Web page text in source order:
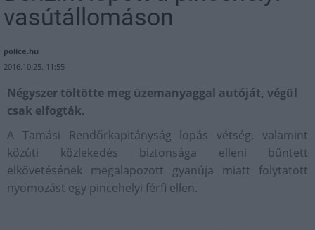
vasútállomáson
police.hu
2016.10.25. 11:55
Négyszer töltötte meg üzemanyaggal autóját, végül
csak elfogták.
A Tamási Rendőrkapitányság lopás vétség, valamint
közúti közlekedés biztonsága elleni bűntett
elkövetésének megalapozott gyanúja miatt folytatott
nyomozást egy pincehelyi férfi ellen.